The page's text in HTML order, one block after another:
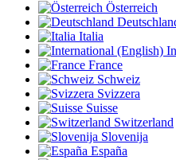
Österreich
Italia
France
Schweiz
Svizzera
Suisse
Switzerland
Slovenija
España